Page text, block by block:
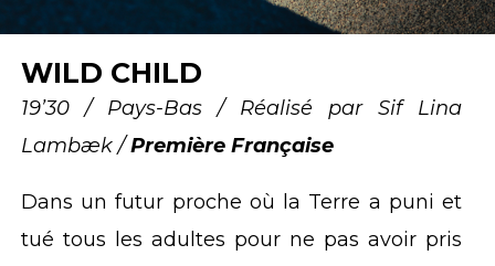
WILD CHILD
19’30 / Pays-Bas / Réalisé par Sif Lina
Lambæk /Première Française
Dans un futur proche où la Terre a puni et
tué tous les adultes pour ne pas avoir pris